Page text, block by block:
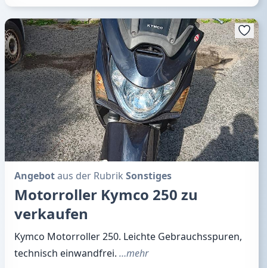
Angebotaus der Rubrik Sonstiges
Motorroller Kymco 250 zu
verkaufen
Kymco Motorroller 250. Leichte Gebrauchsspuren,
technisch einwandfrei. …mehr